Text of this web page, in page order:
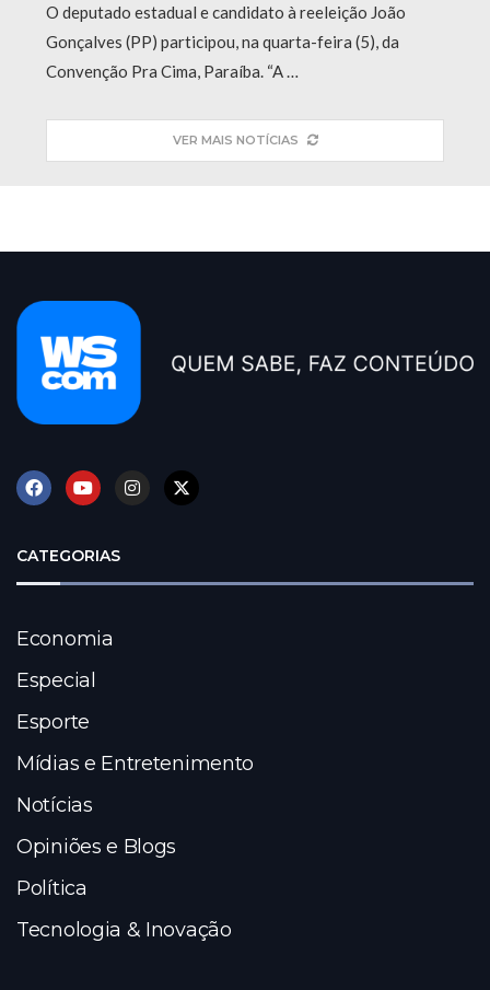
O deputado estadual e candidato à reeleição João
Gonçalves (PP) participou, na quarta-feira (5), da
Convenção Pra Cima, Paraíba. “A …
VER MAIS NOTÍCIAS
CATEGORIAS
Economia
Especial
Esporte
Mídias e Entretenimento
Notícias
Opiniões e Blogs
Política
Tecnologia & Inovação